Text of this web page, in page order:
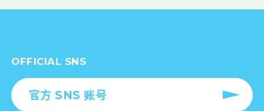
OFFICIAL SNS
官方 SNS 账号